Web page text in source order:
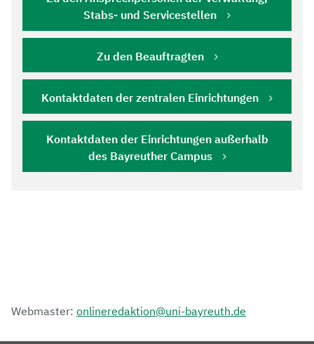
Stabs- und Servicestellen
Zu den Beauftragten
Kontaktdaten der zentralen Einrichtungen
Kontaktdaten der Einrichtungen außerhalb
des Bayreuther Campus
Webmaster: onlineredaktion@uni-bayreuth.de